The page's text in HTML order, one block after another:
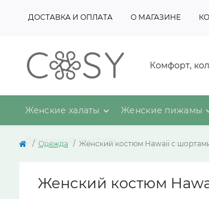
ДОСТАВКА И ОПЛАТА О МАГАЗИНЕ
Комфорт,
Женские халаты Женские пижамы
Домашний текстиль
Одежда Женский костюм Hawaii с
Женский костюм